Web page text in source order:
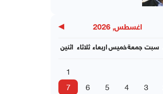
اغسطس, 2026 ▶
اثنين ثلاثاء اربعاءخميسجمعة سبت
1
3
4
5
6
7